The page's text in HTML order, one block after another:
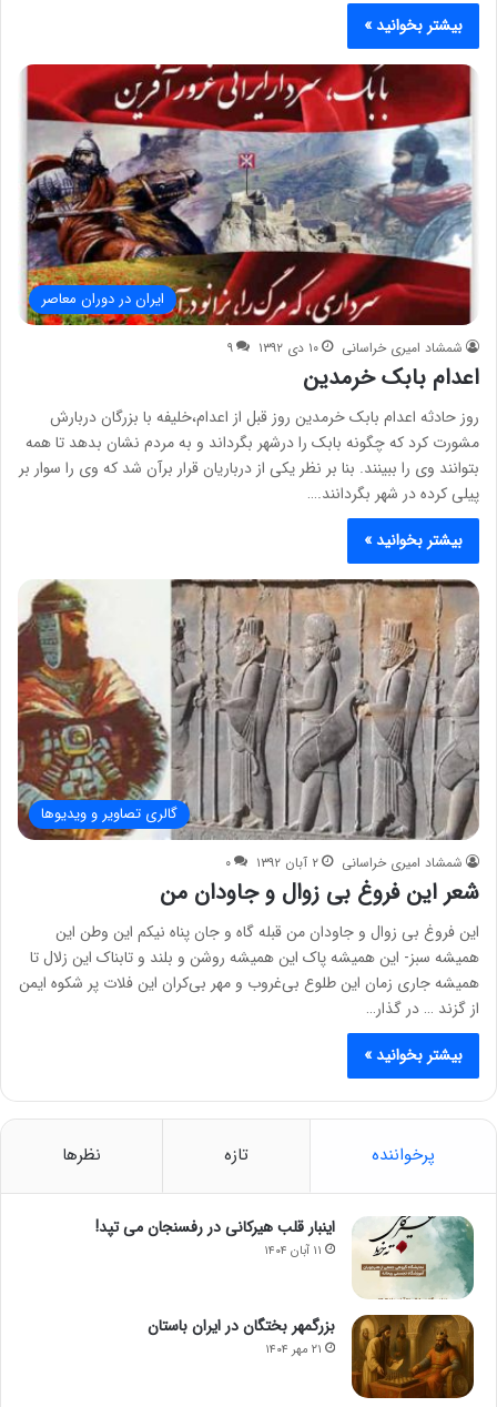
بیشتر بخوانید »
ایران در دوران معاصر
شمشاد امیری خراسانی ۱۰ دی ۱۳۹۲ ۹
اعدام بابک خرمدین
روز حادثه اعدام بابک خرمدین روز قبل از اعدام،خلیفه با بزرگان دربارش
مشورت کرد که چگونه بابک را درشهر بگرداند و به مردم نشان بدهد تا همه
بتوانند وی را ببینند. بنا بر نظر یکی از درباریان قرار برآن شد که وی را سوار بر
پیلی کرده در شهر بگردانند.…
بیشتر بخوانید »
گالری تصاویر و ویدیوها
شمشاد امیری خراسانی ۲ آبان ۱۳۹۲ ۰
شعر این فروغ بی زوال و جاودان من
این فروغ بی زوال و جاودان من قبله گاه و جان پناه نیکم این وطن این
همیشه سبز- این همیشه پاک این همیشه روشن و بلند و تابناک این زلال تا
همیشه جاری زمان این طلوع بی‌غروب و مهر بی‌کران این فلات پر شکوه ایمن
از گزند … در گذار…
بیشتر بخوانید »
پرخواننده تازه نظرها
اینبار قلب هیرکانی در رفسنجان می تپد!
۱۱ آبان ۱۴۰۴
بزرگمهر بختگان در ایران باستان
۲۱ مهر ۱۴۰۴